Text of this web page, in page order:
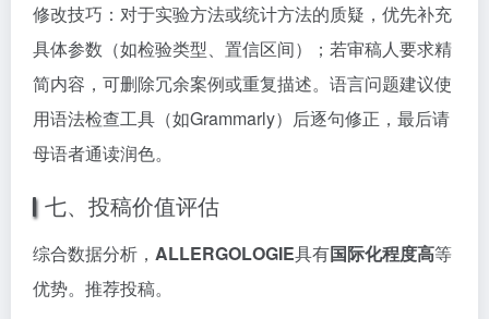
修改技巧：对于实验方法或统计方法的质疑，优先补充
具体参数（如检验类型、置信区间）；若审稿人要求精
简内容，可删除冗余案例或重复描述。语言问题建议使
用语法检查工具（如Grammarly）后逐句修正，最后请
母语者通读润色。
七、投稿价值评估
综合数据分析， ALLERGOLOGIE具有国际化程度高等
优势。推荐投稿。